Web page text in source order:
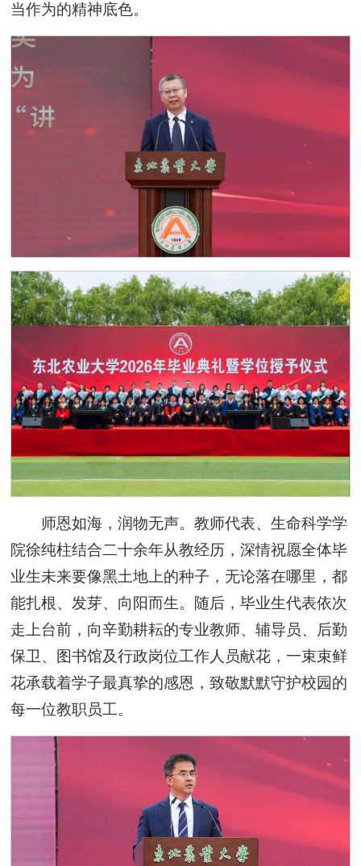
当作为的精神底色。
师恩如海，润物无声。教师代表、生命科学学
院徐纯柱结合二十余年从教经历，深情祝愿全体毕
业生未来要像黑土地上的种子，无论落在哪里，都
能扎根、发芽、向阳而生。随后，毕业生代表依次
走上台前，向辛勤耕耘的专业教师、辅导员、后勤
保卫、图书馆及行政岗位工作人员献花，一束束鲜
花承载着学子最真挚的感恩，致敬默默守护校园的
每一位教职员工。